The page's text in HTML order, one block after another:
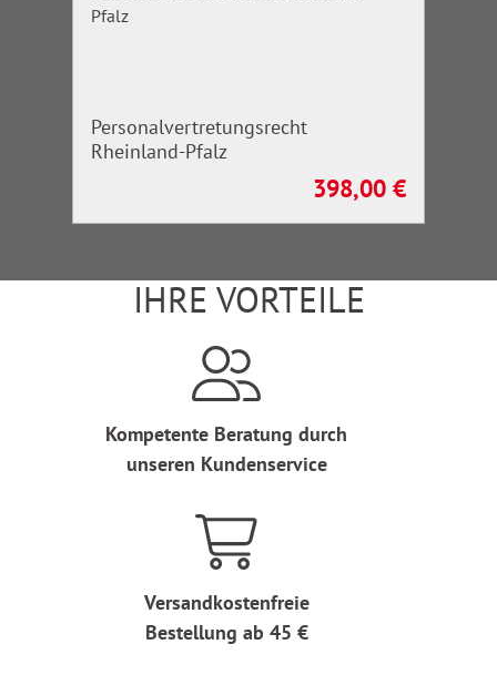
Personalvertretungsrecht
Rheinland-Pfalz
Regulärer Preis:
398,00 €
IHRE VORTEILE
Kompetente Beratung durch
unseren Kundenservice
Versandkostenfreie
Bestellung ab 45 €